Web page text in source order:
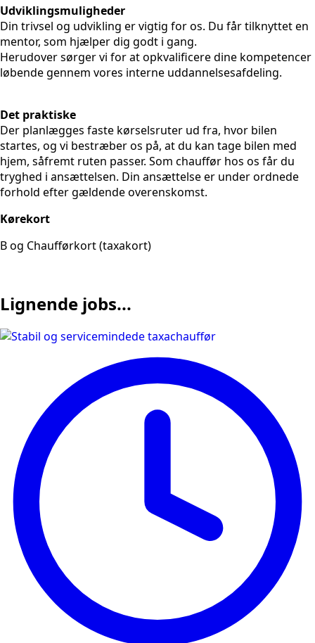
Udviklingsmuligheder
Din trivsel og udvikling er vigtig for os. Du får tilknyttet en
mentor, som hjælper dig godt i gang.
Herudover sørger vi for at opkvalificere dine kompetencer
løbende gennem vores interne uddannelsesafdeling.
Det praktiske
Der planlægges faste kørselsruter ud fra, hvor bilen
startes, og vi bestræber os på, at du kan tage bilen med
hjem, såfremt ruten passer. Som chauffør hos os får du
tryghed i ansættelsen. Din ansættelse er under ordnede
forhold efter gældende overenskomst.
Kørekort
B og Chaufførkort (taxakort)
Lignende jobs...